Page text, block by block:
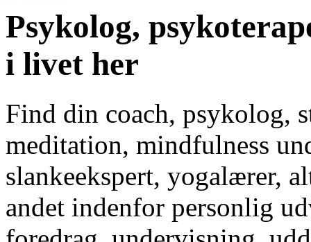
Psykolog,
i livet her
Find din coach, psykolog,
meditation, mindfulness
slankeekspert, yogalærer,
andet indenfor personlig